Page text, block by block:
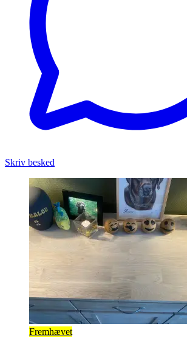
Skriv besked
Fremhævet